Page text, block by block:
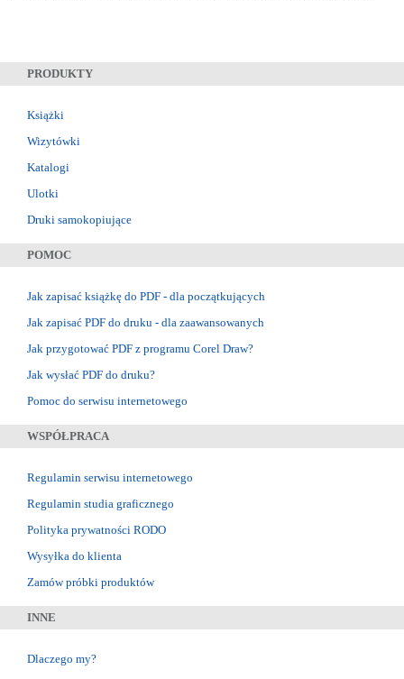
PRODUKTY
Książki
Wizytówki
Katalogi
Ulotki
Druki samokopiujące
POMOC
Jak zapisać książkę do PDF - dla początkujących
Jak zapisać PDF do druku - dla zaawansowanych
Jak przygotować PDF z programu Corel Draw?
Jak wysłać PDF do druku?
Pomoc do serwisu internetowego
WSPÓŁPRACA
Regulamin serwisu internetowego
Regulamin studia graficznego
Polityka prywatności RODO
Wysyłka do klienta
Zamów próbki produktów
INNE
Dlaczego my?